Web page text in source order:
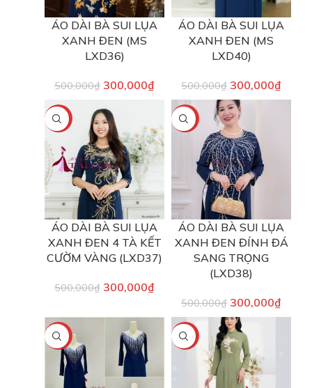
ÁO DÀI BÀ SUI LỤA
XANH ĐEN (MS
LXD36)
500,000₫ 300,000₫
ÁO DÀI BÀ SUI LỤA
XANH ĐEN (MS
LXD40)
500,000₫ 300,000₫
-40%
ÁO DÀI BÀ SUI LỤA
XANH ĐEN 4 TÀ KẾT
CƯỜM VÀNG (LXD37)
500,000₫ 300,000₫
-40%
ÁO DÀI BÀ SUI LỤA
XANH ĐEN ĐÍNH ĐÁ
SANG TRỌNG
(LXD38)
500,000₫ 300,000₫
-40% -40%